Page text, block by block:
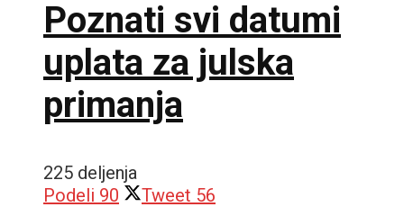
Poznati svi datumi
uplata za julska
primanja
225 deljenja
Podeli 90 Tweet 56